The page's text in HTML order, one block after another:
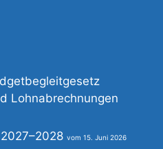
Lohnabrechnungen
15. Juni 2026